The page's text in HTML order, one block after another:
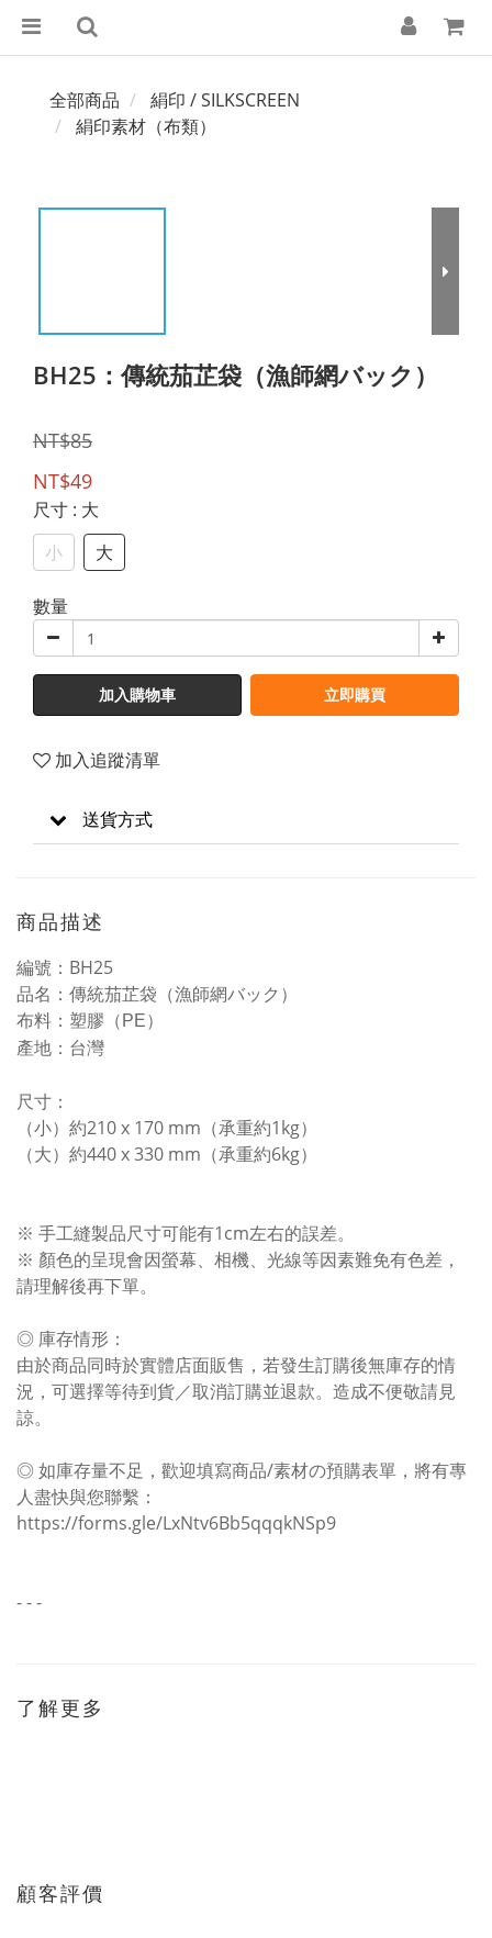
全部商品
絹印 / SILKSCREEN
絹印素材（布類）
BH25：傳統茄芷袋（漁師網バック）
NT$85
NT$49
尺寸 : 大
小
大
數量
加入購物車 立即購買
加入追蹤清單
送貨方式
商品描述
編號：BH25
品名：傳統茄芷袋（漁師網バック）
布料： 塑膠（PE）
產地：台灣
尺寸：
（小）約210 x 170 mm（承重約1kg）
（大）約440 x 330 mm（承重約6kg）
※ 手工縫製品尺寸可能有1cm左右的誤差。
※ 顏色的呈現會因螢幕、相機、光線等因素難免有色差，
請理解後再下單。
◎ 庫存情形：
由於商品同時於實體店面販售，若發生訂購後無庫存的情
況，可選擇等待到貨／取消訂購並退款。造成不便敬請見
諒。
◎ 如庫存量不足，歡迎填寫商品/素材の預購表單，將有專
人盡快與您聯繫：
https://forms.gle/LxNtv6Bb5qqqkNSp9
- - -
了解更多
顧客評價